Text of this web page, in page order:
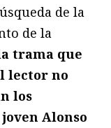
de la
de la
trama que
lector no
los
Alonso